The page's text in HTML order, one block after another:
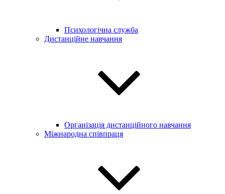
Психологічна служба
Дистанційне навчання
Організація дистанційного навчання
Міжнародна співпраця